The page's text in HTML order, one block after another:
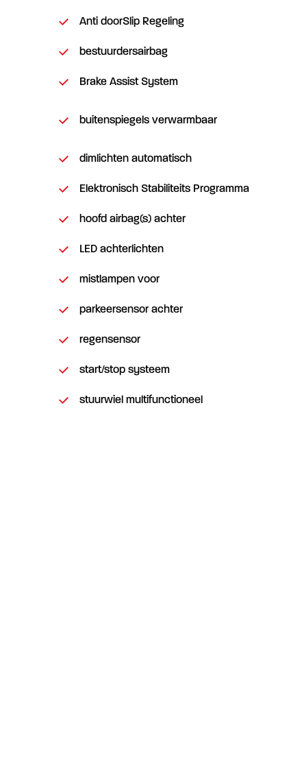
Anti doorSlip Regeling
bestuurdersairbag
Brake Assist System
buitenspiegels verwarmbaar
dimlichten automatisch
Elektronisch Stabiliteits Programma
hoofd airbag(s) achter
LED achterlichten
mistlampen voor
parkeersensor achter
regensensor
start/stop systeem
stuurwiel multifunctioneel